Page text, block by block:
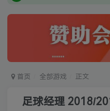
首页 全部游戏 正文
足球经理 2018/